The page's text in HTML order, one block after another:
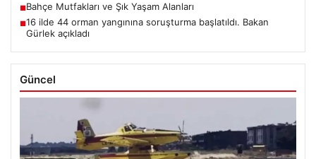
■Bahçe Mutfakları ve Şık Yaşam Alanları
■16 ilde 44 orman yangınına soruşturma başlatıldı. Bakan
Gürlek açıkladı
Güncel